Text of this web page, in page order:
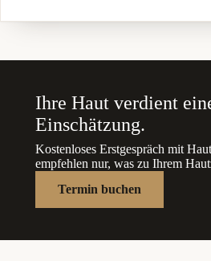
Ihre Haut verdient
Einschätzung.
Kostenloses Erstgespräch mit
empfehlen nur, was zu Ihrem
Termin buchen